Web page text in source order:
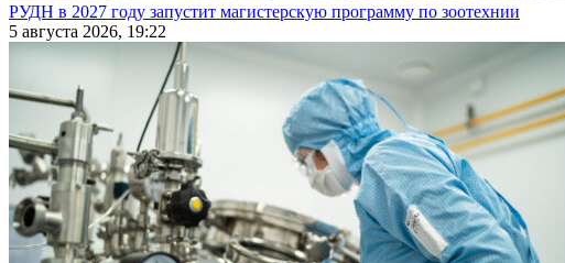
РУДН в 2027 году запустит магистерскую программу по зоотехнии
5 августа 2026, 19:22